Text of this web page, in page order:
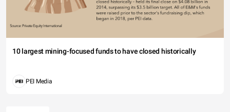
10 largest mining-focused funds to have closed historically
PEI Media